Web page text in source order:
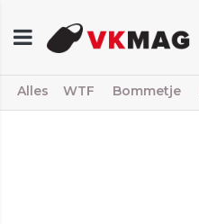
Alles WTF Bommetje